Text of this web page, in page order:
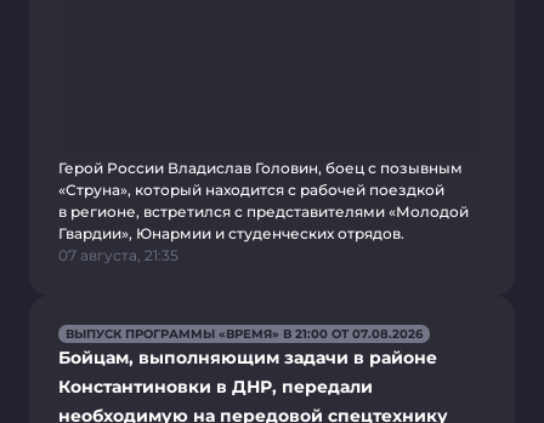
Герой России Владислав Головин, боец с позывным
«Струна», который находится с рабочей поездкой
в регионе, встретился с представителями «Молодой
Гвардии», Юнармии и студенческих отрядов.
07 августа, 21:35
ВЫПУСК ПРОГРАММЫ «ВРЕМЯ» В 21:00 ОТ 07.08.2026
Бойцам, выполняющим задачи в районе
Константиновки в ДНР, передали
необходимую на передовой спецтехнику